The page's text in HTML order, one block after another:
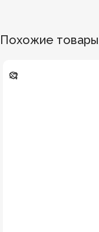
Похожие товары